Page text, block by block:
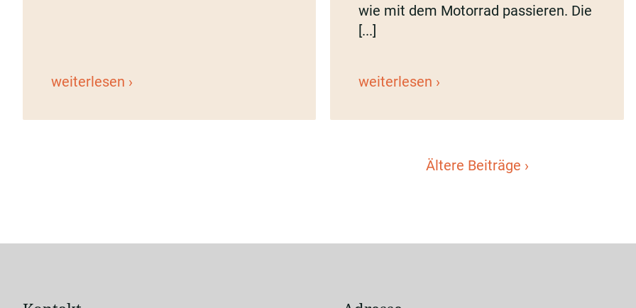
weiterlesen Bewertungen
wie mit dem Motorrad passieren. Die
[...]
weiterlesen Viele
Treppenunfälle
Deutschland
Ältere Beiträge ›